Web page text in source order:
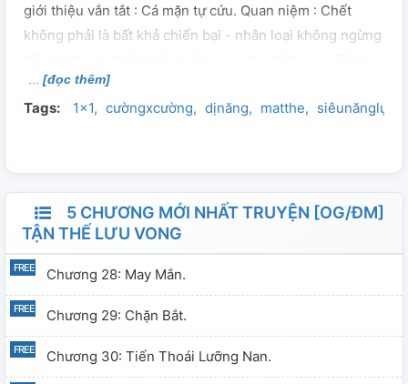
giới thiệu vắn tắt : Cá mặn tự cứu. Quan niệm : Chết
không phải là bất khả chiến bại - nhân loại không ngừng
Yến Long.
[đọc thêm]
Tags: 1x1 cườngxcường dịnăng matthe siêunănglực
5 CHƯƠNG MỚI NHẤT TRUYỆN [OG/ĐM]
TẬN THẾ LƯU VONG
Chương 28: May Mắn.
Chương 29: Chặn Bắt.
Chương 30: Tiến Thoái Lưỡng Nan.